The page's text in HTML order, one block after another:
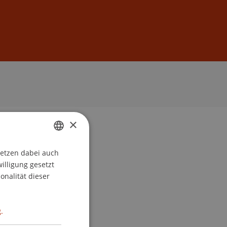
GERMAN
ENGLISH
×
dabei auch
gesetzt
dieser